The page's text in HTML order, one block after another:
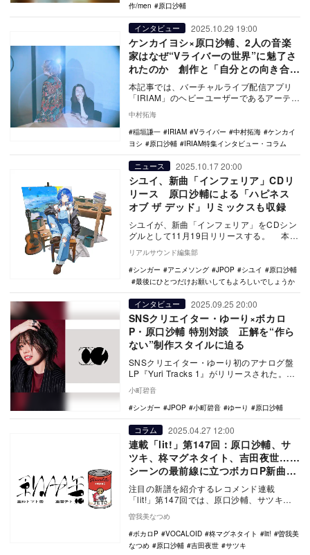
作/men
原口沙輔
インタビュー 2025.10.29 19:00
ケンカイヨシ×原口沙輔、2人の音楽
家はなぜ“Vライバーの世界”に魅了さ
れたのか 創作と「自分との向き合
い」を巡る対話
本記事では、バーチャルライブ配信アプリ
「IRIAM」のヘビーユーザーであるアーティ
スト、ケンカイヨシと原口沙輔に、IRIAMの
世…
中村拓海
稲垣謙一
IRIAM Vライバー 中村拓海
ケンカイ
ヨシ
原口沙輔 IRIAM特集インタビュー・コラム
ニュース 2025.10.17 20:00
シユイ、新曲「インフェリア」CDリ
リース 原口沙輔による「ハピネス
オブ ザ デッド」リミックスも収録
シユイが、新曲「インフェリア」をCDシン
グルとして11月19日リリースする。 本楽
曲は、TVアニメ『最後にひとつだけお願い
し…
リアルサウンド編集部
シンガー
アニメソング JPOP シユイ
原口沙輔
最後にひとつだけお願いしてもよろしいでしょうか
インタビュー 2025.09.25 20:00
SNSクリエイター・ゆーり×ボカロ
P・原口沙輔 特別対談 正解を“作ら
ない”制作スタイルに迫る
SNSクリエイター・ゆーり初のアナログ盤
LP『Yuri Tracks 1』がリリースされた。本
稿では、楽曲プロデュースを担当する…
小町碧音
シンガー
JPOP 小町碧音 ゆーり 原口沙輔
コラム 2025.04.27 12:00
連載「lit!」第147回：原口沙輔、サ
ツキ、柊マグネタイト、吉田夜世……
シーンの最前線に立つボカロP新曲4
選
注目の新譜を紹介するレコメンド連載
「lit!」第147回では、原口沙輔、サツキ、
柊マグネタイト、吉田夜世ら“今”の
VOCALOI…
曽我美なつめ
ボカロP
VOCALOID 柊マグネタイト lit!
曽我美
なつめ
原口沙輔 吉田夜世 サツキ